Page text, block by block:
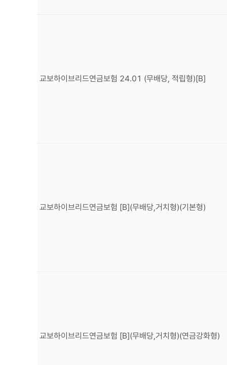
교보하이브리드연금보험 24.01 (무배당, 적립형)[B]
교보하이브리드연금보험 [B](무배당,거치형)(기본형)
교보하이브리드연금보험 [B](무배당,거치형)(연금강화형)